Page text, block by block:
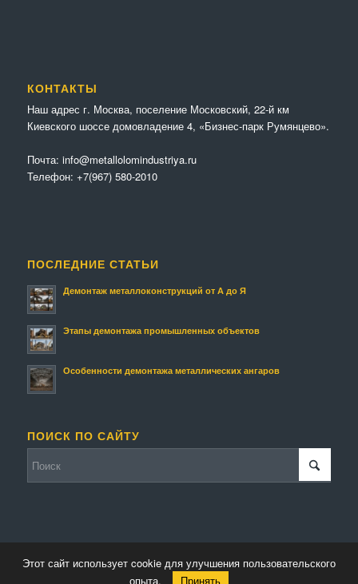
КОНТАКТЫ
Наш адрес г. Москва, поселение Московский, 22-й км
Киевского шоссе домовладение 4, «Бизнес-парк Румянцево».
Почта: info@metallolomindustriya.ru
Телефон: +7(967) 580-2010
ПОСЛЕДНИЕ СТАТЬИ
Демонтаж металлоконструкций от А до Я
Этапы демонтажа промышленных объектов
Особенности демонтажа металлических ангаров
ПОИСК ПО САЙТУ
© Копирайт - Металлолом.Персональные данные-Enfold Theme by Kriesi
Этот сайт использует cookie для улучшения пользовательского
опыта.
Принять